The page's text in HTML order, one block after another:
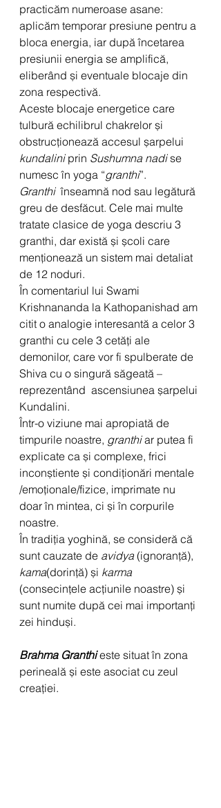
practicăm numeroase asane:
aplicăm temporar presiune pentru a
bloca energia, iar după încetarea
presiunii energia se amplifică,
eliberând și eventuale blocaje din
zona respectivă.
Aceste blocaje energetice care
tulbură echilibrul chakrelor și
obstrucționează accesul șarpelui
kundalini prin Sushumna nadi se
numesc în yoga “granthi”.
Granthi
  înseamnă nod sau legătură
greu de desfăcut. Cele mai multe
tratate clasice de yoga descriu 3
granthi, dar există și școli care
menționează un sistem mai detaliat
de 12 noduri.
În comentariul lui Swami
Krishnananda la Kathopanishad am
citit o analogie interesantă a celor 3
granthi cu cele 3 cetăți ale
demonilor, care vor fi spulberate de
Shiva cu o singură săgeată –
reprezentând  ascensiunea șarpelui
Kundalini.
Într-o viziune mai apropiată de
timpurile noastre, granthi ar putea fi
explicate ca și complexe, frici
inconștiente și condiționări mentale
/emoționale/fizice, imprimate nu
doar în mintea, ci și în corpurile
noastre.
În tradiția yoghină, se consideră că
sunt cauzate de avidya (ignoranță),
kama(dorință) și karma
(consecințele acțiunile noastre) și
sunt numite după cei mai importanți
zei hinduși.
Brahma Granthi este situat în zona
perineală și este asociat cu zeul
creației.